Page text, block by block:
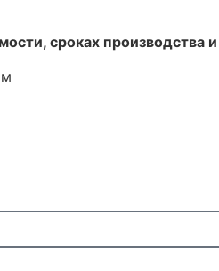
сроках производства